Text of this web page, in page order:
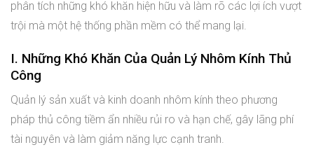
phân tích những khó khăn hiện hữu và làm rõ các lợi ích vượt
trội mà một hệ thống phần mềm có thể mang lại.
I. Những Khó Khăn Của Quản Lý Nhôm Kính Thủ
Công
Quản lý sản xuất và kinh doanh nhôm kính theo phương
pháp thủ công tiềm ẩn nhiều rủi ro và hạn chế, gây lãng phí
tài nguyên và làm giảm năng lực cạnh tranh.